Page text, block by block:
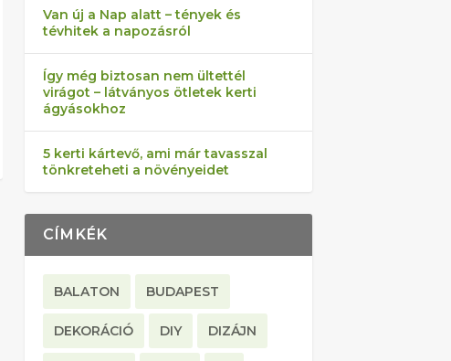
Van új a Nap alatt – tények és
tévhitek a napozásról
Így még biztosan nem ültettél
virágot – látványos ötletek kerti
ágyásokhoz
5 kerti kártevő, ami már tavasszal
tönkreteheti a növényeidet
CÍMKÉK
BALATON BUDAPEST
DEKORÁCIÓ DIY DIZÁJN